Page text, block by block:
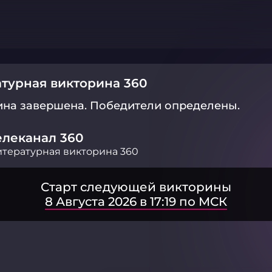
викторина 360
завершена. Победители определены.
360
викторина 360
Старт следующей викторины
8 Августа 2026 в 17:19 по МСК